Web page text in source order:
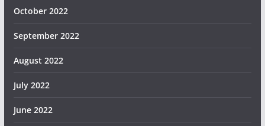
October 2022
September 2022
August 2022
July 2022
June 2022